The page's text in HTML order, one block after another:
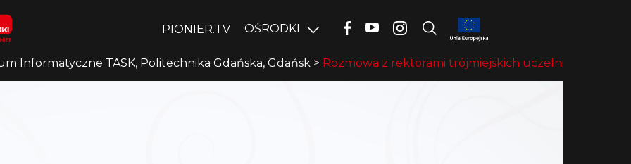
PIONIER.TV OŚRODKI
Informatyczne TASK, Politechnika Gdańska, Gdańsk > Rozmowa z rektorami trójmiejskich uczelni